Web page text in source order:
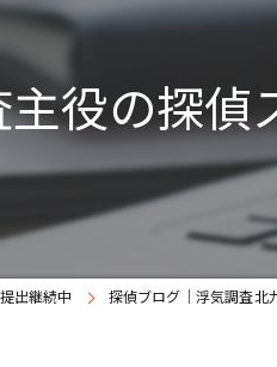
役の探
出継続中 探偵ブログ｜浮気調査北